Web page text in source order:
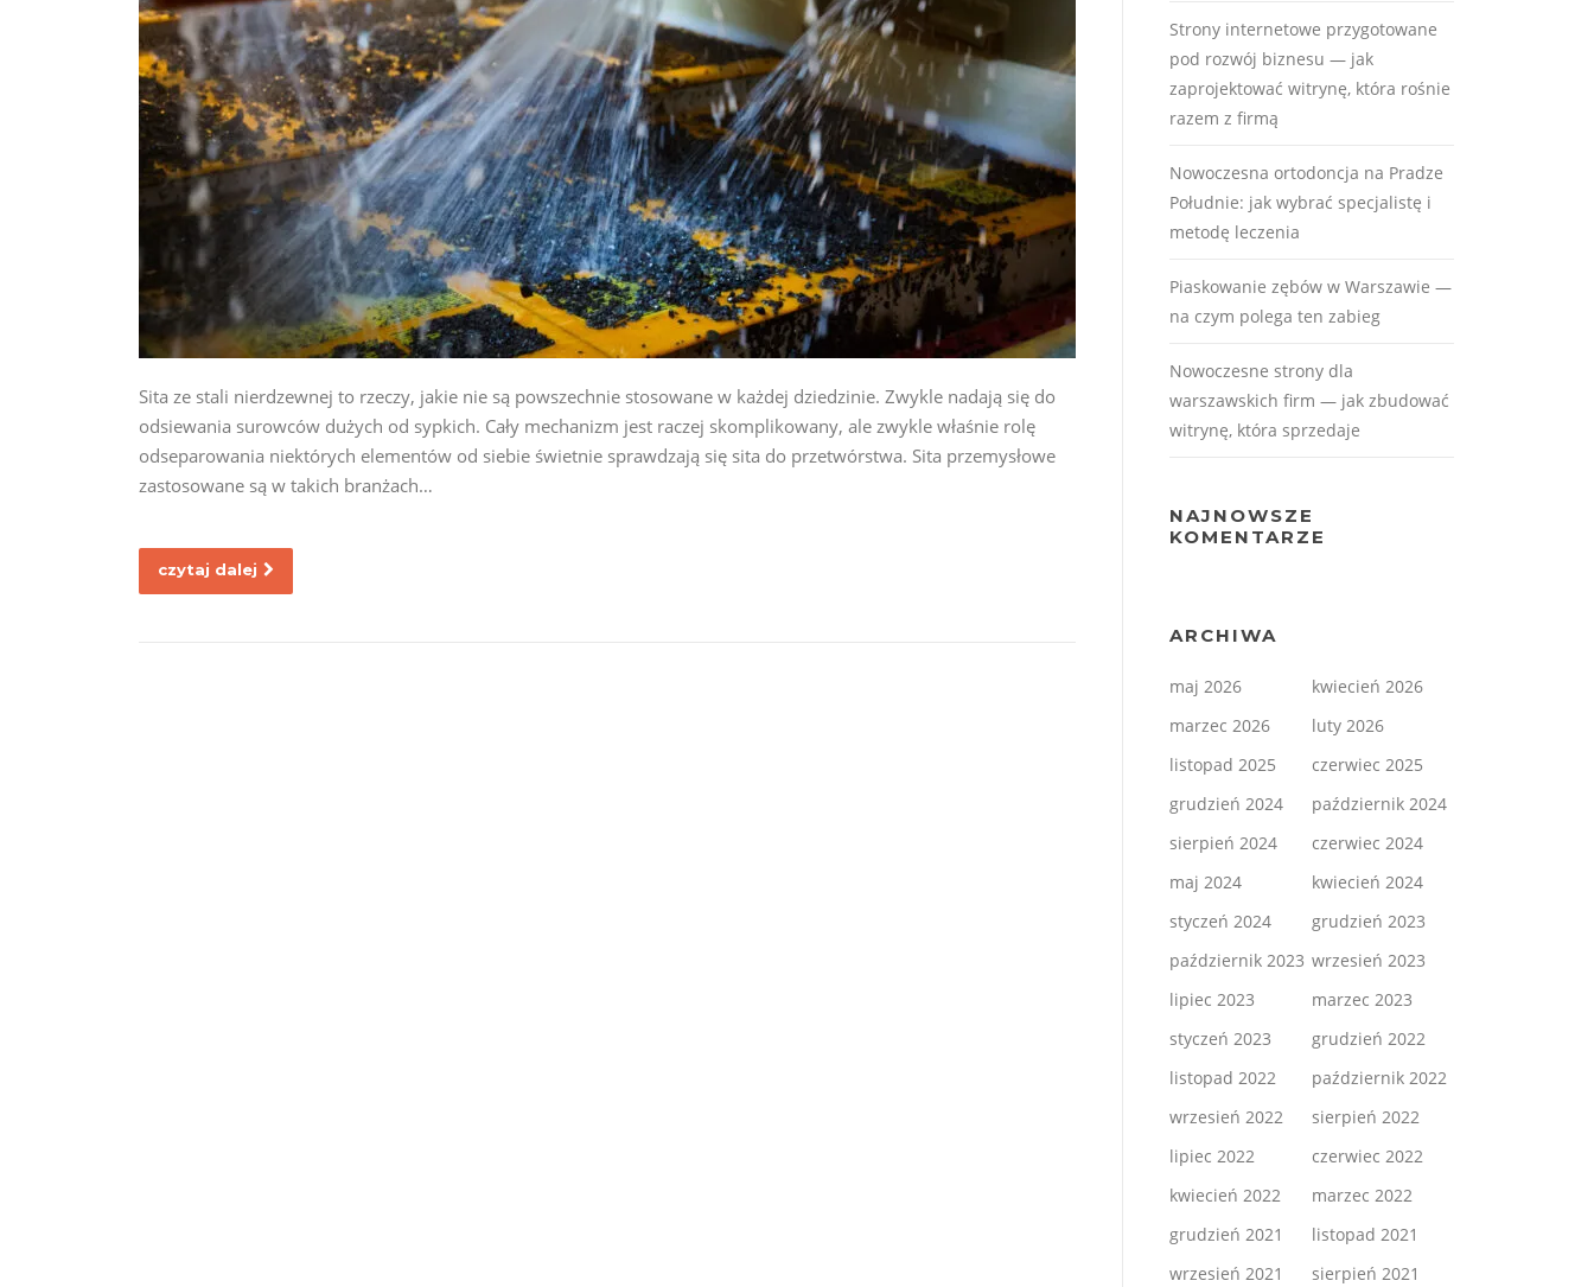
Sita ze stali nierdzewnej to rzeczy, jakie nie są powszechnie stosowane w każdej dziedzinie. Zwykle nadają się do
odsiewania surowców dużych od sypkich. Cały mechanizm jest raczej skomplikowany, ale zwykle właśnie rolę
odseparowania niektórych elementów od siebie świetnie sprawdzają się sita do przetwórstwa. Sita przemysłowe
zastosowane są w takich branżach…
czytaj dalej
Strony internetowe przygotowane
pod rozwój biznesu — jak
zaprojektować witrynę, która rośnie
razem z firmą
Nowoczesna ortodoncja na Pradze
Południe: jak wybrać specjalistę i
metodę leczenia
Piaskowanie zębów w Warszawie —
na czym polega ten zabieg
Nowoczesne strony dla
warszawskich firm — jak zbudować
witrynę, która sprzedaje
NAJNOWSZE
KOMENTARZE
ARCHIWA
maj 2026
kwiecień 2026
marzec 2026
luty 2026
listopad 2025
czerwiec 2025
grudzień 2024
październik 2024
sierpień 2024
czerwiec 2024
maj 2024
kwiecień 2024
styczeń 2024
grudzień 2023
październik 2023 wrzesień 2023
lipiec 2023
marzec 2023
styczeń 2023
grudzień 2022
listopad 2022
październik 2022
wrzesień 2022
sierpień 2022
lipiec 2022
czerwiec 2022
kwiecień 2022
marzec 2022
grudzień 2021
listopad 2021
wrzesień 2021
sierpień 2021